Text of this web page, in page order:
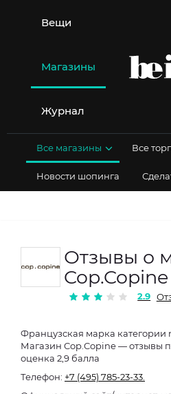
содержимому
Вещи
Магазины
Журнал
Все магазины Все
Новости шопинга
Отзывы о
Cop.Copine
2.9
Французская марка
Магазин Cop.Copine — отзывы
оценка 2,9 балла
Телефон: +7 (495) 785-23-33.